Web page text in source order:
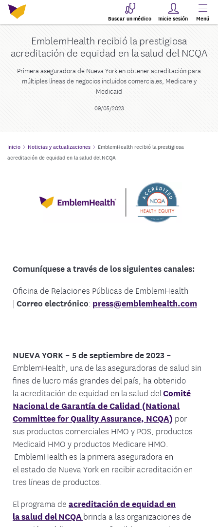
Buscar un médico Inicie sesión Menú
EmblemHealth recibió la prestigiosa
acreditación de equidad en la salud del NCQA
Primera aseguradora de Nueva York en obtener acreditación para
múltiples líneas de negocios incluidos comerciales, Medicare y
Medicaid
09/05/2023
Inicio Noticias y actualizaciones
EmblemHealth recibió la prestigiosa
acreditación de equidad en la salud del NCQA
Comuníquese a través de los siguientes canales:
Oficina de Relaciones Públicas de EmblemHealth
| Correo electrónico: press@emblemhealth.com
NUEVA YORK – 5 de septiembre de 2023 –
EmblemHealth, una de las aseguradoras de salud sin
fines de lucro más grandes del país, ha obtenido
la acreditación de equidad en la salud delComité
Nacional de Garantía de Calidad (National
Committee for Quality Assurance, NCQA) por
sus productos comerciales HMO y POS, productos
Medicaid HMO y productos Medicare HMO.
EmblemHealth es la primera aseguradora en
el estado de Nueva York en recibir acreditación en
tres líneas de productos.
El programa de acreditación de equidad en
la salud del NCQAbrinda a las organizaciones de